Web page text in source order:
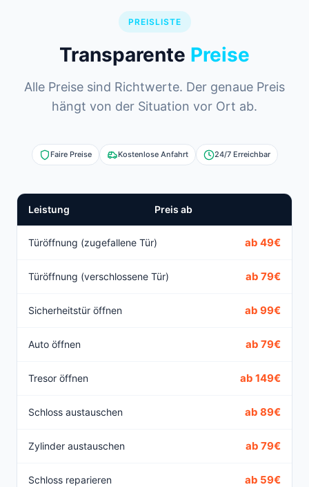
PREISLISTE
Transparente Preise
Alle Preise sind Richtwerte. Der genaue Preis
hängt von der Situation vor Ort ab.
Faire Preise Kostenlose Anfahrt 24/7 Erreichbar
Leistung Preis ab
Türöffnung (zugefallene Tür) ab 49€
Türöffnung (verschlossene Tür) ab 79€
Sicherheitstür öffnen ab 99€
Auto öffnen ab 79€
Tresor öffnen ab 149€
Schloss austauschen ab 89€
Zylinder austauschen ab 79€
Schloss reparieren ab 59€